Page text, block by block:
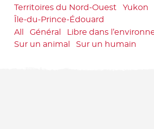
Territoires du Nord-Ouest
Yukon
Île-du-Prince-Édouard
All
Général
Libre dans
Sur un animal
Sur un humain